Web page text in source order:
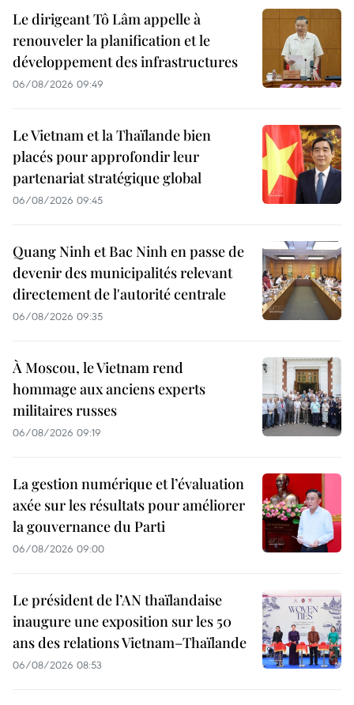
Le dirigeant Tô Lâm appelle à
renouveler la planification et le
développement des infrastructures
06/08/2026 09:49
Le Vietnam et la Thaïlande bien
placés pour approfondir leur
partenariat stratégique global
06/08/2026 09:45
Quang Ninh et Bac Ninh en passe de
devenir des municipalités relevant
directement de l'autorité centrale
06/08/2026 09:35
À Moscou, le Vietnam rend
hommage aux anciens experts
militaires russes
06/08/2026 09:19
La gestion numérique et l’évaluation
axée sur les résultats pour améliorer
la gouvernance du Parti
06/08/2026 09:00
Le président de l’AN thaïlandaise
inaugure une exposition sur les 50
ans des relations Vietnam–Thaïlande
06/08/2026 08:53